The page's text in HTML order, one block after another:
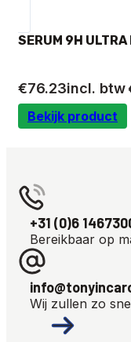
SERUM 9H
€76.23incl. btw
Bekijk product
+31 (0)6
Bereikbaar op
Wij zullen zo